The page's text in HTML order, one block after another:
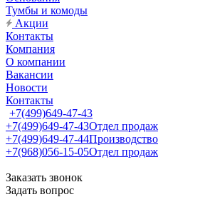
Тумбы и комоды
Акции
Контакты
Компания
О компании
Вакансии
Новости
Контакты
+7(499)649-47-43
+7(499)649-47-43Отдел продаж
+7(499)649-47-44Производство
+7(968)056-15-05Отдел продаж
Заказать звонок
Задать вопрос